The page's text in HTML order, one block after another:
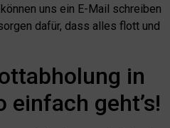
uns ein E-Mail schreiben
dafür, dass alles flott und
in
einfach geht’s!